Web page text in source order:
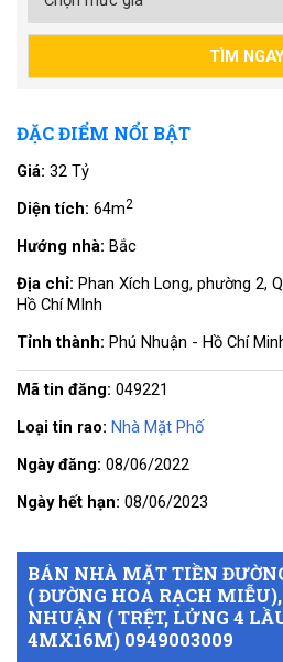
BÁN NHÀ MẶT TIỀN
( ĐƯỜNG HOA RẠCH
NHUẬN ( TRỆT, LỬNG 4
4MX16M) 0949003009
ĐẶC ĐIỂM NỔI BẬT
Giá: 32 Tỷ
Diện tích: 64m2
Hướng nhà: Bắc
Địa chỉ: Phan Xích Long, phường 2,
Hồ Chí MInh
Tỉnh thành: Phú Nhuận - Hồ Chí
Mã tin đăng: 049221
Loại tin rao: Nhà Mặt Phố
Ngày đăng: 08/06/2022
Ngày hết hạn: 08/06/2023